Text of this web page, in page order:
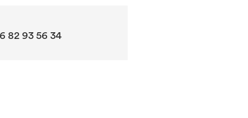
82 93 56 34